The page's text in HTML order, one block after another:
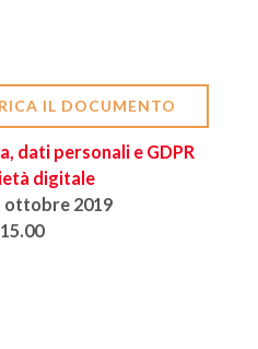
IL DOCUMENTO
dati personali e GDPR
digitale
ottobre 2019